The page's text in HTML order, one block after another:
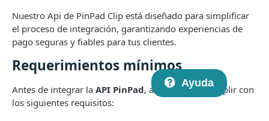
Ayuda
Consulta el estado de un link de pago GET
Introducción a Checkout Clip v1
API DE CHECKOUT TRANSPARENTE
Introducción al Checkout Transparente
Generar un card token
Realizar un pago POST
Nuestro Api de PinPad Clip está diseñado para simplificar
el proceso de integración, garantizando experiencias de
pago seguras y fiables para tus clientes.
Requerimientos mínimos
Antes de integrar la API PinPad, asegúrate de cumplir con
los siguientes requisitos: